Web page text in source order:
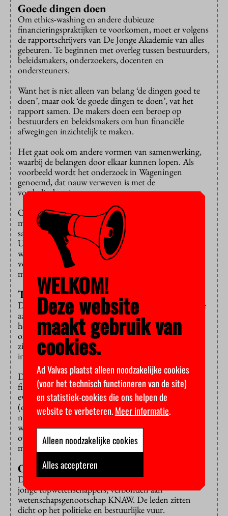
Goede dingen doen
Om ethics-washing en andere dubieuze
financieringspraktijken te voorkomen, moet er volgens
de rapportschrijvers van De Jonge Akademie van alles
gebeuren. Te beginnen met overleg tussen bestuurders,
beleidsmakers, onderzoekers, docenten en
ondersteuners.
Want het is niet alleen van belang ‘de dingen goed te
doen’, maar ook ‘de goede dingen te doen’, vat het
rapport samen. De makers doen een beroep op
bestuurders en beleidsmakers om hun financiële
afwegingen inzichtelijk te maken.
Het gaat ook om andere vormen van samenwerking,
waarbij de belangen door elkaar kunnen lopen. Als
voorbeeld wordt het onderzoek in Wageningen
genoemd, dat nauw verweven is met de
voedselindustrie.
Ook de mensenrechten kunnen de doorslag geven,
menen de rapportschrijvers. Ze wijzen op de
samenwerking tussen de Vrije Universiteit, de
Universiteit van Amsterdam en het Chinese Huawei,
waar commotie over ontstond. Het bedrijf zou
volgens critici
meewerkenaan de schending van de
mensenrechten.
Transparantie
De onderzoekers hekelen het gebrek aan transparantie
aan de universiteiten. Het is nauwelijks te achterhalen
hoe de financiering van het wetenschappelijk
onderzoek in elkaar zit. Daardoor valt ook moeilijk te
zien hoe de geldstromen de vrijheid van onderzoekers
inperken.
Dus moeten er betere richtlijnen voor
financieringsbeleid komen, bijvoorbeeld om het
evenwicht te bewaken tussen thematisch onderzoek
(op speciale thema’s) en kritisch of
nieuwsgierigheidsgedreven onderzoek. Verder zouden
wetenschappers meer zeggenschap moeten hebben
over het financieringsbeleid, aldus het rapport. De
makers pleiten voor democratisering.
Oud-leden
De Jonge Akademie is een genootschap van relatief
jonge topwetenschappers, verbonden aan
wetenschapsgenootschap KNAW. De leden zitten
dicht op het politieke en bestuurlijke vuur.
WELKOM!
Deze website
maakt gebruik van
cookies.
Ad Valvas plaatst alleen noodzakelijke cookies
(voor het technisch functioneren van de site)
en statistiek-cookies die ons helpen de
website te verbeteren.Meer informatie.
Alleen noodzakelijke cookies
Alles accepteren